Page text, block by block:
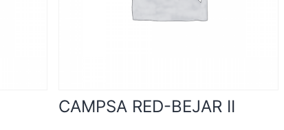
CAMPSA RED-BEJAR II